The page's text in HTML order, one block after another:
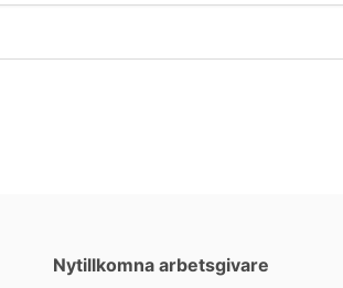
Nytillkomna arbetsgivare